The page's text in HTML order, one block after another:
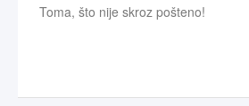
Toma, što nije skroz pošteno!